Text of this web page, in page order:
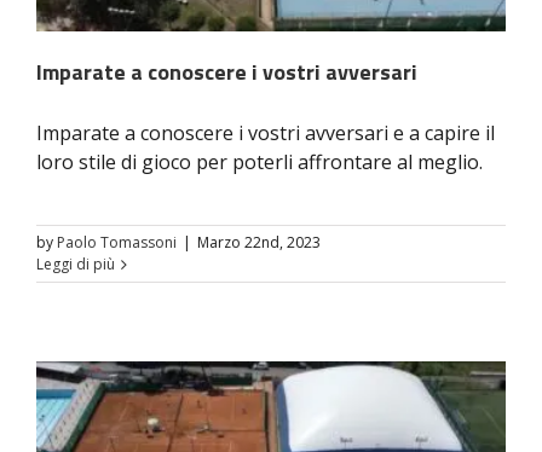
Imparate a conoscere i vostri avversari
Imparate a conoscere i vostri avversari e a capire il
loro stile di gioco per poterli affrontare al meglio.
by Paolo Tomassoni | Marzo 22nd, 2023
Leggi di più